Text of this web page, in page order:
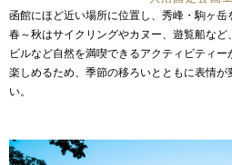
函館にほど近い場所に位置し、秀峰・駒ヶ岳
春～秋はサイクリングやカヌー、遊覧船など、
ビルなど自然を満喫できるアクティビティー
楽しめるため、季節の移ろいとともに表情
い。